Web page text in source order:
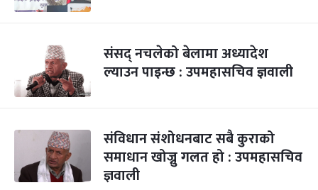
संसद् नचलेको बेलामा अध्यादेश
ल्याउन पाइन्छ : उपमहासचिव ज्ञवाली
संविधान संशोधनबाट सबै कुराको
समाधान खोज्नु गलत हो : उपमहासचिव
ज्ञवाली